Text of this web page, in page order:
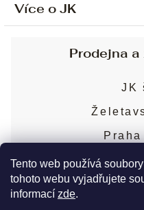
Tento web používá
tohoto webu vyjadřujete
informací zde.
Ochrana osobních
Sjednání osobní
Obchodní podmínky
Puncovní značky
Více o JK
Blog
Nejčastější dotazy
Prodejna
JK
Více